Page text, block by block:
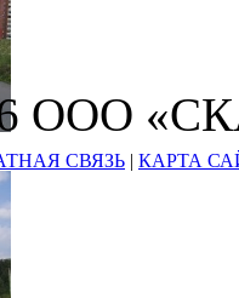
ООО
СВЯЗЬ | КАРТА